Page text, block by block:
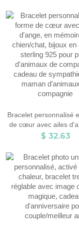
des pères/
d'anniversaire
père/mari/lui/
Bracelet personnalisé
de cœur avec ailes
mémoire du chien/
perte d'animaux de
cadeau de
maman d'animaux
compagnie
$ 32.63